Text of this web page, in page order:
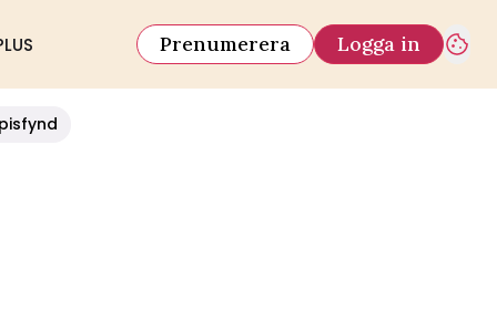
Prenumerera Logga in